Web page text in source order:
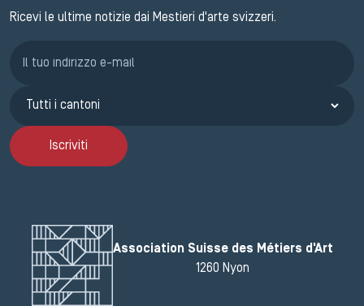
Ricevi le ultime notizie dai Mestieri d'arte svizzeri.
Iscriviti
Association Suisse des Métiers d'Art
1260 Nyon